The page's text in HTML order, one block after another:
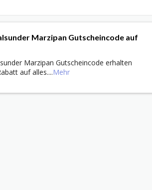
Marzipan Gutscheincode auf
Marzipan Gutscheincode erhalten
auf alles....Mehr